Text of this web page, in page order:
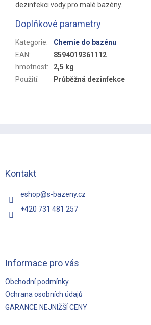
dezinfekci vody pro malé bazény.
Doplňkové parametry
Kategorie:
Chemie do bazénu
EAN:
8594019361112
hmotnost:
2,5 kg
Použití: Průběžná dezinfekce
Kontakt
eshop@s-bazeny.cz
+420 731 481 257
Informace pro vás
Obchodní podmínky
Ochrana osobních údajů
GARANCE NEJNIŽŠÍ CENY